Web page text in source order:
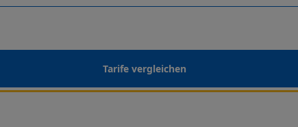
Tarife vergleichen